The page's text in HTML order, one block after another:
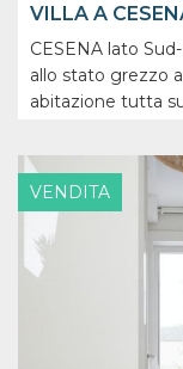
VILLA A
CESENA lato
allo stato grezzo
abitazione tutta
soggiorno-
camere da letto
VENDITA